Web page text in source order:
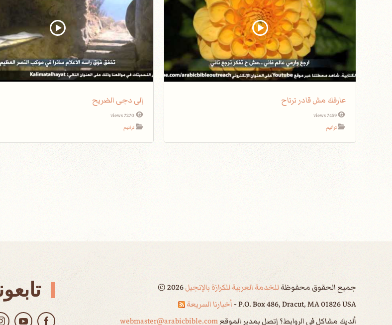
عارفك مش قادر ترتاح
7459 views
ترانيم
إلى دجى الضريح
ترانيم
جميع الحقوق محفوظةللخدمة العربية للكرازة بالإنجيل ©2026
P.O. Box 486, Dracut, MA 01826 USA - أخبارنا السريعة
ألديك مشاكل في الروابط؟ إتصل بمدير الموقعwebmaster@arabicbible.com